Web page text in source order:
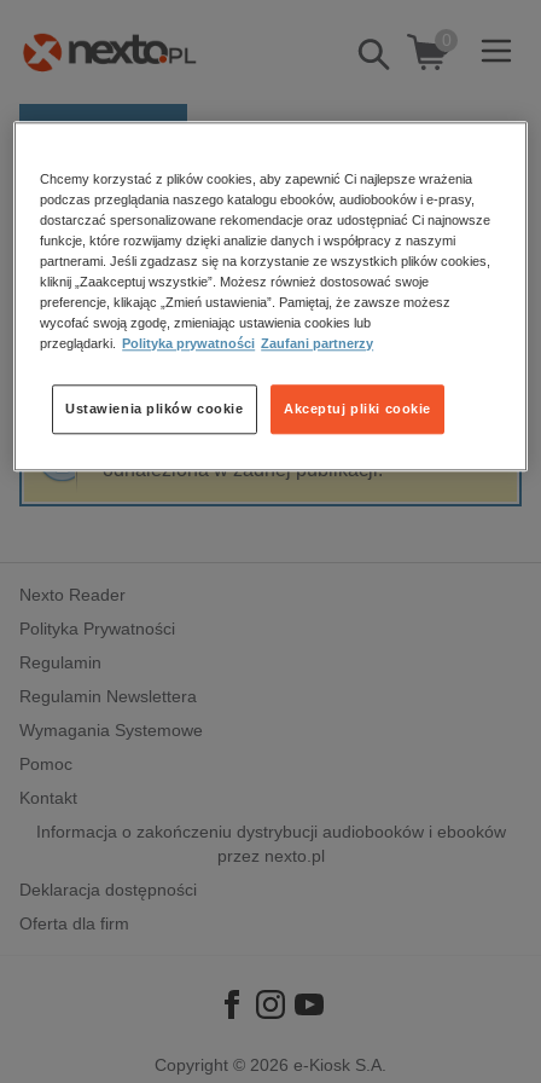
Pokaż/schowaj
wyszukiwarkę
0
E-prasa
Kategorie
Zobacz wszystkie E-prasa
budownictwo, aranżacja wnętrz
biznesowe, branżowe, gospodarka
edukacja
hobby, sport, rozrywka
komputery, internet, technologie, informatyka
polityka, społeczno-informacyjne
psychologiczne
inne
popularno-naukowe
historia
Strona główna Tadeusz Kwiatkowski
Tadeusz Kwiatkowski
Sortowanie Filtrowanie
odnaleziona w żadnej publikacji.
Nexto Reader
Polityka Prywatności
Regulamin
Regulamin Newslettera
Wymagania Systemowe
Pomoc
Kontakt
Informacja o zakończeniu dystrybucji audiobooków i ebooków
przez nexto.pl
Deklaracja dostępności
Oferta dla firm
Copyright © 2026 e-Kiosk S.A.
Chcemy korzystać z plików cookies, aby zapewnić Ci najlepsze wrażenia
podczas przeglądania naszego katalogu ebooków, audiobooków i e-prasy,
dostarczać spersonalizowane rekomendacje oraz udostępniać Ci najnowsze
funkcje, które rozwijamy dzięki analizie danych i współpracy z naszymi
partnerami. Jeśli zgadzasz się na korzystanie ze wszystkich plików cookies,
kliknij „Zaakceptuj wszystkie”. Możesz również dostosować swoje
preferencje, klikając „Zmień ustawienia”. Pamiętaj, że zawsze możesz
wycofać swoją zgodę, zmieniając ustawienia cookies lub
przeglądarki.
Polityka prywatności Zaufani partnerzy
Akceptuj pliki cookie
Ustawienia plików cookie